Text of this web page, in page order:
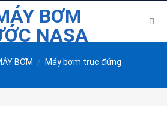
BƠM / Máy bơm trục đứng